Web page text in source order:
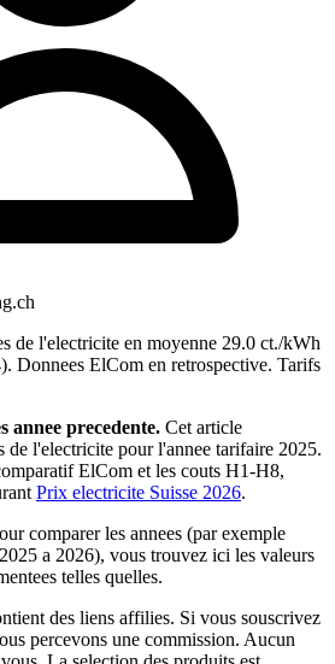
de l'electricite en moyenne 29.0 ct./kWh
Donnees ElCom en retrospective. Tarifs
annee precedente. Cet article
de l'electricite pour l'annee tarifaire 2025.
ElCom et les couts H1-H8,
Prix electricite Suisse 2026.
comparer les annees (par exemple
a 2026), vous trouvez ici les valeurs
telles quelles.
des liens affilies. Si vous souscrivez
percevons une commission. Aucun